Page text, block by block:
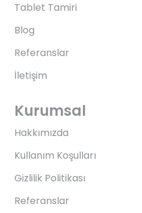
Tablet Tamiri
Blog
Referanslar
İletişim
Kurumsal
Hakkımızda
Kullanım Koşulları
Gizlilik Politikası
Referanslar